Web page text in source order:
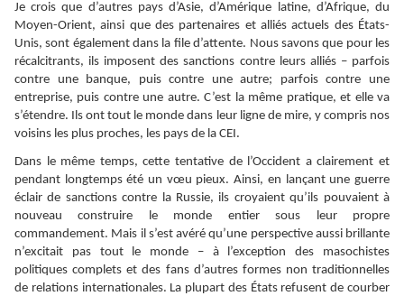
Je crois que d’autres pays d’Asie, d’Amérique latine, d’Afrique, du
Moyen-Orient, ainsi que des partenaires et alliés actuels des États-
Unis, sont également dans la file d’attente. Nous savons que pour les
récalcitrants, ils imposent des sanctions contre leurs alliés – parfois
contre une banque, puis contre une autre; parfois contre une
entreprise, puis contre une autre. C’est la même pratique, et elle va
s’étendre. Ils ont tout le monde dans leur ligne de mire, y compris nos
voisins les plus proches, les pays de la CEI.
Dans le même temps, cette tentative de l’Occident a clairement et
pendant longtemps été un vœu pieux. Ainsi, en lançant une guerre
éclair de sanctions contre la Russie, ils croyaient qu’ils pouvaient à
nouveau construire le monde entier sous leur propre
commandement. Mais il s’est avéré qu’une perspective aussi brillante
n’excitait pas tout le monde – à l’exception des masochistes
politiques complets et des fans d’autres formes non traditionnelles
de relations internationales. La plupart des États refusent de courber